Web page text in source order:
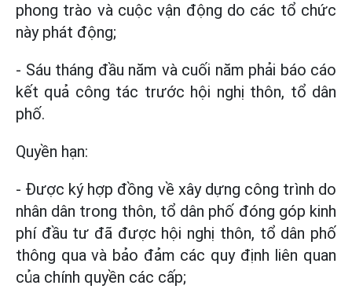
phong trào và cuộc vận động do các tổ chức
này phát động;
- Sáu tháng đầu năm và cuối năm phải báo cáo
kết quả công tác trước hội nghị thôn, tổ dân
phố.
Quyền hạn:
- Được ký hợp đồng về xây dựng công trình do
nhân dân trong thôn, tổ dân phố đóng góp kinh
phí đầu tư đã được hội nghị thôn, tổ dân phố
thông qua và bảo đảm các quy định liên quan
của chính quyền các cấp;